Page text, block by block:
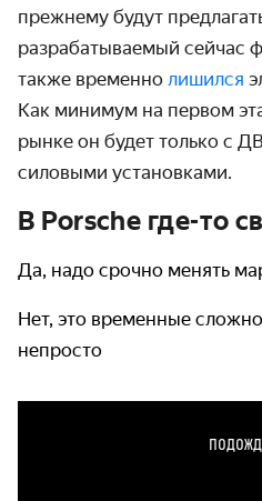
прежнему будут
разрабатываемый сейчас
также временно лишился
Как минимум на первом
рынке он будет только с
силовыми установками.
В Porsche где-то
Да, надо срочно менять
Нет, это временные
непросто